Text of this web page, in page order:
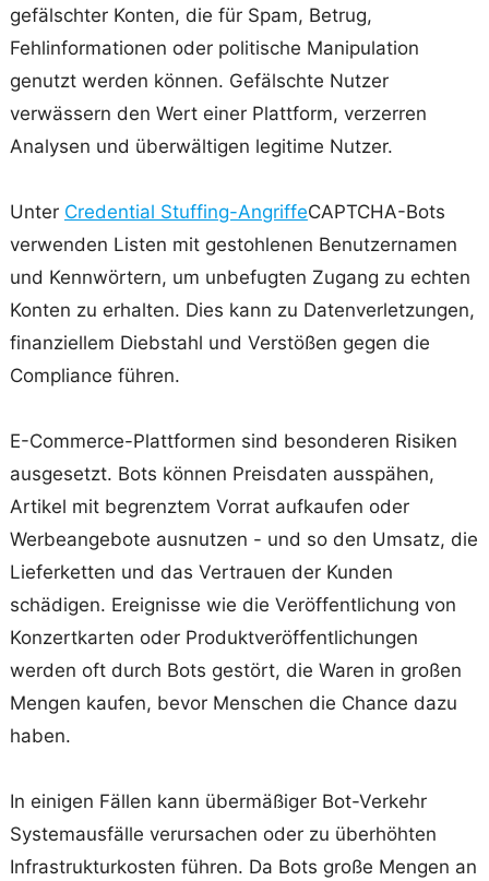
gefälschter Konten, die für Spam, Betrug,
Fehlinformationen oder politische Manipulation
genutzt werden können. Gefälschte Nutzer
verwässern den Wert einer Plattform, verzerren
Analysen und überwältigen legitime Nutzer.
Unter Credential Stuffing-AngriffeCAPTCHA-Bots
verwenden Listen mit gestohlenen Benutzernamen
und Kennwörtern, um unbefugten Zugang zu echten
Konten zu erhalten. Dies kann zu Datenverletzungen,
finanziellem Diebstahl und Verstößen gegen die
Compliance führen.
E-Commerce-Plattformen sind besonderen Risiken
ausgesetzt. Bots können Preisdaten ausspähen,
Artikel mit begrenztem Vorrat aufkaufen oder
Werbeangebote ausnutzen - und so den Umsatz, die
Lieferketten und das Vertrauen der Kunden
schädigen. Ereignisse wie die Veröffentlichung von
Konzertkarten oder Produktveröffentlichungen
werden oft durch Bots gestört, die Waren in großen
Mengen kaufen, bevor Menschen die Chance dazu
haben.
In einigen Fällen kann übermäßiger Bot-Verkehr
Systemausfälle verursachen oder zu überhöhten
Infrastrukturkosten führen. Da Bots große Mengen an